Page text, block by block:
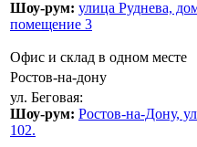
Шоу-рум: улица Руднева,
помещение 3
Офис и склад в одном месте
Ростов-на-дону
ул. Беговая:
Шоу-рум: Ростов-на-Дону,
102.